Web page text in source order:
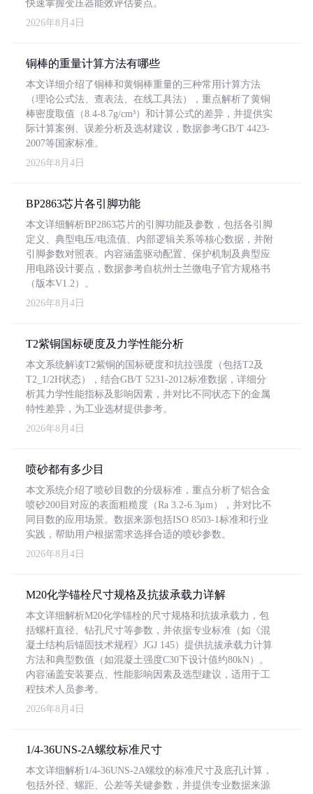
快速掌握变压器能效评估要点。
2026年8月4日
铜棒的重量计算方法有哪些
本文详细介绍了铜棒和黄铜棒重量的三种常用计算方法
（理论公式法、查表法、在线工具法），重点解析了黄铜
棒密度取值（8.4-8.7g/cm³）和计算公式的差异，并提供实
际计算案例、误差分析及选材建议，数据参考GB/T 4423-
2007等国家标准。
2026年8月4日
BP2863芯片各引脚功能
本文详细解析BP2863芯片的引脚功能及参数，包括各引脚
定义、典型电压/电流值、内部逻辑关系等核心数据，并附
引脚参数对照表。内容涵盖驱动配置、保护机制及典型应
用电路设计要点，数据参考自杭州士兰微电子官方规格书
（版本V1.2）。
2026年8月4日
T2紫铜国标硬度及力学性能分析
本文系统解读T2紫铜的国标硬度和抗拉强度（包括T2及
T2_1/2H状态），结合GB/T 5231-2012标准数据，详细分
析其力学性能指标及影响因素，并对比不同状态下的金属
特性差异，为工业选材提供参考。
2026年8月4日
喷砂都有多少目
本文系统介绍了喷砂目数的分级标准，重点分析了铝合金
喷砂200目对应的表面粗糙度（Ra 3.2-6.3μm），并对比不
同目数的应用场景。数据来源包括ISO 8503-1标准和行业
实践，帮助用户根据需求选择合适的喷砂参数。
2026年8月4日
M20化学锚栓尺寸规格及抗拔承载力详解
本文详细解析M20化学锚栓的尺寸规格和抗拔承载力，包
括螺杆直径、钻孔尺寸等参数，并依据专业标准（如《混
凝土结构后锚固技术规程》JGJ 145）提供抗拔承载力计算
方法和典型数值（如混凝土强度C30下设计值约80kN）。
内容涵盖安装要点、性能影响因素及选型建议，适用于工
程技术人员参考。
2026年8月4日
1/4-36UNS-2A螺纹标准尺寸
本文详细解析1/4-36UNS-2A螺纹的标准尺寸及底孔计算，
包括外径、螺距、公差等关键参数，并提供专业数据来源